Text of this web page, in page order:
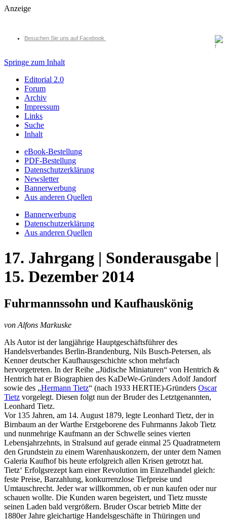
Anzeige
Besuchen Sie uns auf Facebook
Springe zum Inhalt
Editorial 2.0
Forum
Archiv
Impressum
Links
Suche
Inhalt
eBook-Bestellung
PDF-Bestellung
Datenschutzerklärung
Newsletter
Bannerwerbung
Aus anderen Quellen
Bannerwerbung
Datenschutzerklärung
Aus anderen Quellen
17. Jahrgang | Sonderausgabe |
15. Dezember 2014
Fuhrmannssohn und Kaufhauskönig
von Alfons Markuske
Als Autor ist der langjährige Hauptgeschäftsführer des
Handelsverbandes Berlin-Brandenburg, Nils Busch-Petersen, als
Kenner deutscher Kaufhausgeschichte schon mehrfach
hervorgetreten. In der Reihe „Jüdische Miniaturen“ von Hentrich &
Hentrich hat er Biographien des KaDeWe-Gründers Adolf Jandorf
sowie des „Hermann Tietz“ (nach 1933 HERTIE)-Gründers Oscar
Tietz vorgelegt. Diesen folgt nun der Bruder des Letztgenannten,
Leonhard Tietz.
Vor 135 Jahren, am 14. August 1879, legte Leonhard Tietz, der in
Birnbaum an der Warthe Erstgeborene des Fuhrmanns Jakob Tietz
und nunmehrige Kaufmann an der Schwelle seines vierten
Lebensjahrzehnts, in Stralsund auf gerade einmal 25 Quadratmetern
den Grundstein zu einem Warenhauskonzern, der unter dem Namen
Galeria Kaufhof bis heute erfolgreich allen Krisen getrotzt hat.
Tietz‘ Erfolgsrezept kam einer Revolution im Einzelhandel gleich:
feste Preise, Barzahlung, konkurrenzlose Tiefpreise und
Umtauschrecht. Jeder war willkommen, ob er nun kaufen oder nur
schauen wollte. Die Kunden waren begeistert, und Tietz musste
seinen Laden bald vergrößern. Bruder Oscar betrieb Mitte der
1880er Jahre gleichartige Handelsgeschäfte in Thüringen und